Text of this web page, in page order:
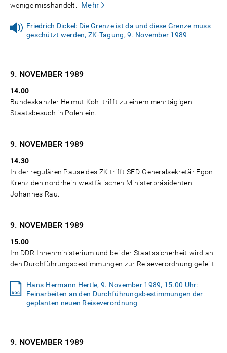
wenige misshandelt.
Mehr
Friedrich Dickel: Die Grenze ist da und diese Grenze muss
geschützt werden, ZK-Tagung, 9. November 1989
9. NOVEMBER 1989
14.00
Bundeskanzler Helmut Kohl trifft zu einem mehrtägigen
Staatsbesuch in Polen ein.
9. NOVEMBER 1989
14.30
In der regulären Pause des ZK trifft SED-Generalsekretär Egon
Krenz den nordrhein-westfälischen Ministerpräsidenten
Johannes Rau.
9. NOVEMBER 1989
15.00
Im DDR-Innenministerium und bei der Staatssicherheit wird an
den Durchführungsbestimmungen zur Reiseverordnung gefeilt.
Hans-Hermann Hertle, 9. November 1989, 15.00 Uhr:
Feinarbeiten an den Durchführungsbestimmungen der
geplanten neuen Reiseverordnung
9. NOVEMBER 1989